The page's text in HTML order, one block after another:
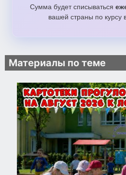
Сумма будет списываться
вашей страны по курсу
Материалы по теме